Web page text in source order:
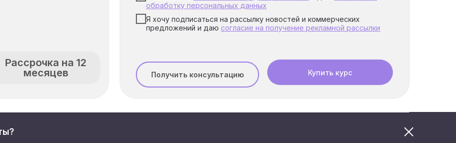
обработку персональных данных
Я хочу подписаться на рассылку новостей и коммерческих
предложений и даю согласие на получение рекламной рассылки
Получить консультацию
Рассрочка на 12
месяцев
Купить курс